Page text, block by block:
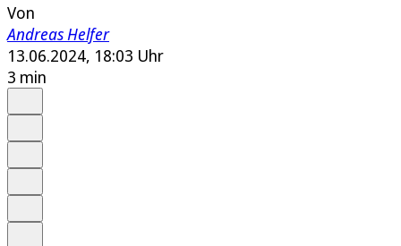
Von
Andreas Helfer
13.06.2024, 18:03 Uhr
3 min